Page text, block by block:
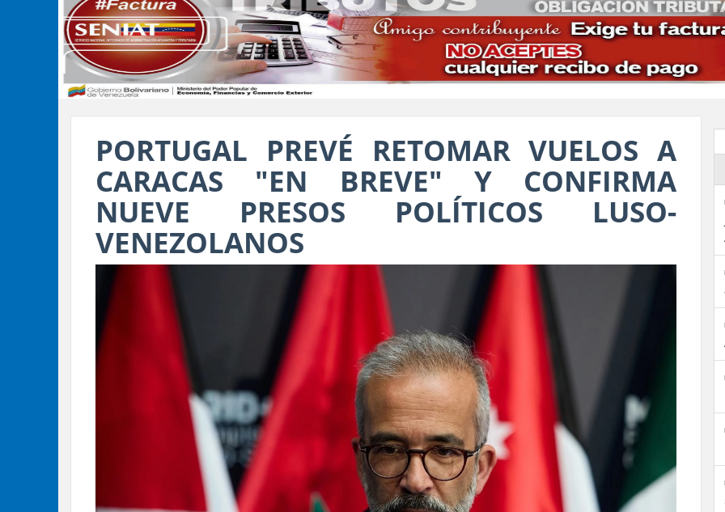
PORTUGAL PREVÉ RETOMAR VUELOS A
CARACAS "EN BREVE" Y CONFIRMA
NUEVE PRESOS POLÍTICOS LUSO-
VENEZOLANOS